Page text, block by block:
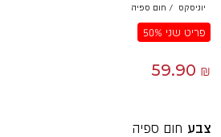
יוניסקס / חום ספיה
פריט שני 50%
59.90 ₪
צבע חום ספיה